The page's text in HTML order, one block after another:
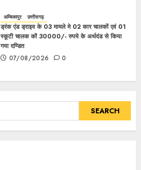
अम्बिकापुर छत्तीसगढ़
ड्रंक एंड ड्राइव के 03 मामले मे 02 कार चालकों एवं 01
स्कूटी चालक कों 30000/- रुपये के अर्थदंड से किया
गया दण्डित
07/08/2026
0